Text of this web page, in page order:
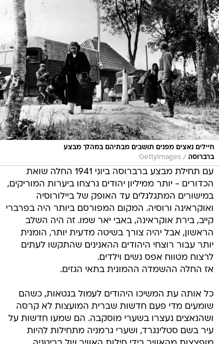
חיילים נאצים מפנים תושבים מבתיהם במהלך מבצע
ברברוסה /
GettyImages
עם תחילת מבצע ברברוסה ביוני 1941 החלה שואת
הכדורים - יותר ממיליון יהודים נרצחו ביערות המוריקים,
במישורים המתגלגלים עד האופק של ביילורוסיה
ואוקראינה ורוסיה. המקום המפורסם ביותר היה בפרברי
קייב, בירת אוקראינה, באבי יאר שמו. זה היה השלב
הראשון, אבל יהיה צורך בשיטה מדעית יותר, הומנית
יותר עבור רוצחי היהודים ההאנינים שהתקשו לעתים
לרצוח מטווח אפס נשים וילדים.
אז החלה ההשמדה ההמונית בתאי הגזים.
כל אותה עת המשיכו היהודים לעמול בגטאות, כשהם
שומעים מדי פעם חדשות שברית המועצות לא קרסה
ושהנאצים נעצרו בשערי מוסקבה. הם שמעו חדשות על
עיר בשם סטלינגרד, ושערי גרמניה מתחילות להיות